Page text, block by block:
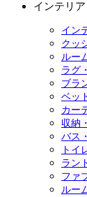
インテリア
イン
クッ
ルー
ラグ
ブラ
ベッ
カー
収納
バス
トイ
ラン
ファ
ルー